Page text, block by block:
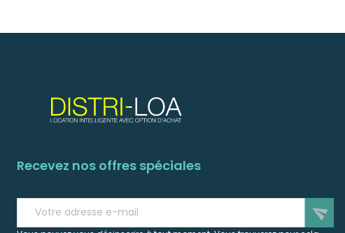
Recevez nos offres spéciales
send